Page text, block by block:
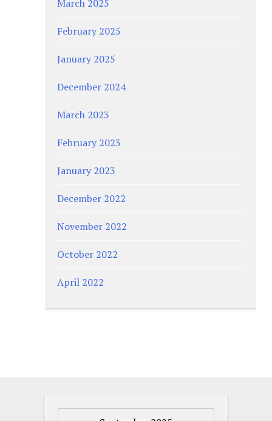
March 2025
February 2025
January 2025
December 2024
March 2023
February 2023
January 2023
December 2022
November 2022
October 2022
April 2022